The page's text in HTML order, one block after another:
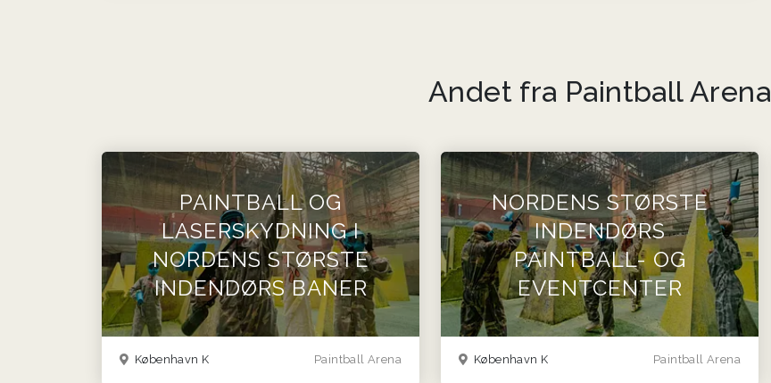
Andet fra Paintball Arena
PAINTBALL OG
LASERSKYDNING I
NORDENS STØRSTE
INDENDØRS BANER
Paintball Arena
København K
NORDENS STØRSTE
INDENDØRS
PAINTBALL- OG
EVENTCENTER
Paintball Arena
København K